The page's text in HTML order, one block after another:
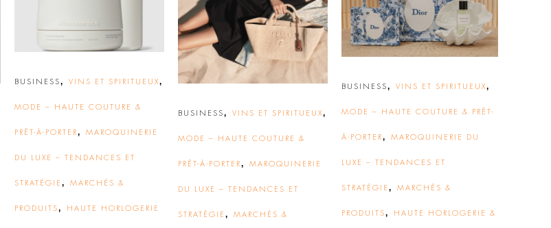
BUSINESS, VINS ET SPIRITUEUX,
MODE – HAUTE COUTURE &
PRÊT-À-PORTER, MAROQUINERIE
DU LUXE – TENDANCES ET
STRATÉGIE , MARCHÉS &
PRODUITS, HAUTE HORLOGERIE
BUSINESS, VINS ET SPIRITUEUX,
MODE – HAUTE COUTURE &
PRÊT-À-PORTER, MAROQUINERIE
DU LUXE – TENDANCES ET
STRATÉGIE , MARCHÉS &
BUSINESS, VINS ET SPIRITUEUX,
MODE – HAUTE COUTURE & PRÊT-
À-PORTER, MAROQUINERIE DU
LUXE – TENDANCES ET
STRATÉGIE , MARCHÉS &
PRODUITS, HAUTE HORLOGERIE &